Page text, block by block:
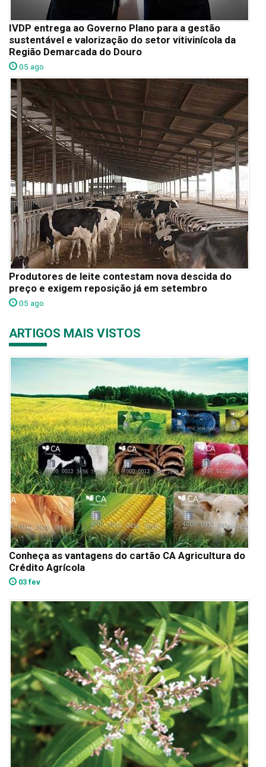
IVDP entrega ao Governo Plano para a gestão
sustentável e valorização do setor vitivinícola da
Região Demarcada do Douro
05 ago
Produtores de leite contestam nova descida do
preço e exigem reposição já em setembro
05 ago
ARTIGOS MAIS VISTOS
Conheça as vantagens do cartão CA Agricultura do
Crédito Agrícola
03 fev